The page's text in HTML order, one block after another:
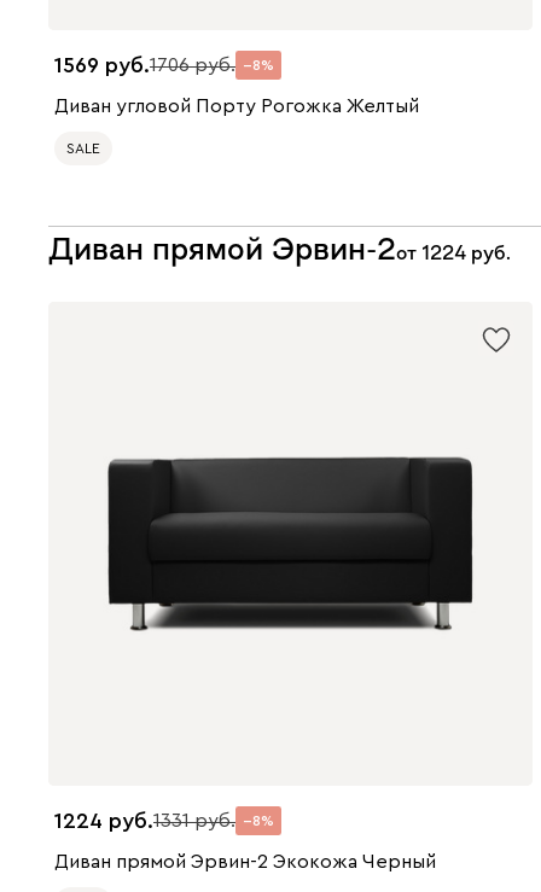
1569 1706 8
Диван угловой Порту Рогожка Желтый
SALE
Диван прямой Эрвин-2от 1224
1224 1331 8
Диван прямой Эрвин-2 Экокожа Черный